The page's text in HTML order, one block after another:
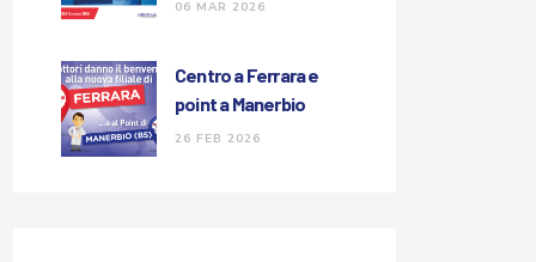
06 MAR 2026
Centro a Ferrara e
point a Manerbio
26 FEB 2026